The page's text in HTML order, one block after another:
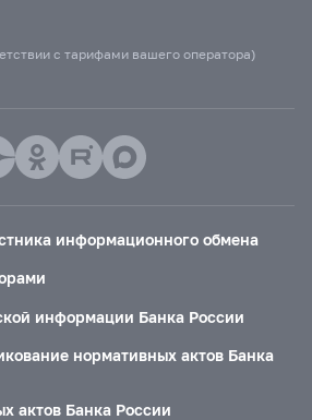
с тарифами вашего оператора)
информационного обмена
информации Банка России
нормативных актов Банка
актов Банка России